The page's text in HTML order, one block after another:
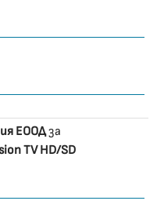
ЕООДза
TV HD/SD